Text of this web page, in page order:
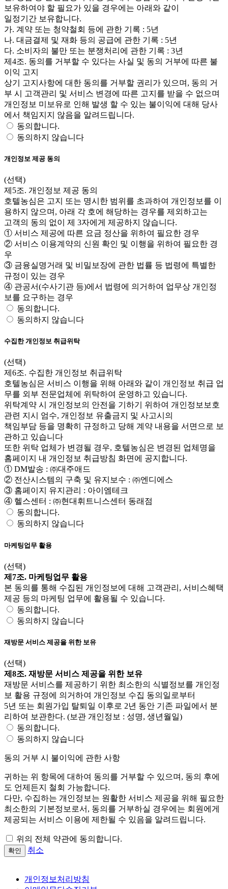
보유하여야 할 필요가 있을 경우에는 아래와 같이
일정기간 보유합니다.
가. 계약 또는 청약철회 등에 관한 기록 : 5년
나. 대금결제 및 재화 등의 공급에 관한 기록 : 5년
다. 소비자의 불만 또는 분쟁처리에 관한 기록 : 3년
제4조. 동의를 거부할 수 있다는 사실 및 동의 거부에 따른 불
이익 고지
상기 고지사항에 대한 동의를 거부할 권리가 있으며, 동의 거
부 시 고객관리 및 서비스 변경에 따른 고지를 받을 수 없으며
개인정보 미보유로 인해 발생 할 수 있는 불이익에 대해 당사
에서 책임지지 않음을 알려드립니다.
동의합니다.
동의하지 않습니다
개인정보 제공 동의
(선택)
제5조. 개인정보 제공 동의
호텔농심은 고지 또는 명시한 범위를 초과하여 개인정보를 이
용하지 않으며, 아래 각 호에 해당하는 경우를 제외하고는
고객의 동의 없이 제 3자에게 제공하지 않습니다.
① 서비스 제공에 따른 요금 정산을 위하여 필요한 경우
② 서비스 이용계약의 신원 확인 및 이행을 위하여 필요한 경
우
③ 금융실명거래 및 비밀보장에 관한 법률 등 법령에 특별한
규정이 있는 경우
④ 관공서(수사기관 등)에서 법령에 의거하여 업무상 개인정
보를 요구하는 경우
동의합니다.
동의하지 않습니다
수집한 개인정보 취급위탁
(선택)
제6조. 수집한 개인정보 취급위탁
호텔농심은 서비스 이행을 위해 아래와 같이 개인정보 취급 업
무를 외부 전문업체에 위탁하여 운영하고 있습니다.
위탁계약 시 개인정보의 안전을 기하기 위하여 개인정보보호
관련 지시 엄수, 개인정보 유출금지 및 사고시의
책임부담 등을 명확히 규정하고 당해 계약 내용을 서면으로 보
관하고 있습니다
또한 위탁 업체가 변경될 경우, 호텔농심은 변경된 업체명을
홈페이지 내 개인정보 취급방침 화면에 공지합니다.
① DM발송 : ㈜대주애드
② 전산시스템의 구축 및 유지보수 : ㈜엔디에스
③ 홈페이지 유지관리 : 아이엠테크
④ 헬스센터 : ㈜현대휘트니스센터 동래점
동의합니다.
동의하지 않습니다
마케팅업무 활용
(선택)
제7조. 마케팅업무 활용
본 동의를 통해 수집된 개인정보에 대해 고객관리, 서비스혜택
제공 등의 마케팅 업무에 활용될 수 있습니다.
동의합니다.
동의하지 않습니다
재방문 서비스 제공을 위한 보유
(선택)
제8조. 재방문 서비스 제공을 위한 보유
재방문 서비스를 제공하기 위한 최소한의 식별정보를 개인정
보 활용 규정에 의거하여 개인정보 수집 동의일로부터
5년 또는 회원가입 탈퇴일 이후로 2년 동안 기존 파일에서 분
리하여 보관한다. (보관 개인정보 : 성명, 생년월일)
동의합니다.
동의하지 않습니다
동의 거부 시 불이익에 관한 사항
귀하는 위 항목에 대하여 동의를 거부할 수 있으며, 동의 후에
도 언제든지 철회 가능합니다.
다만, 수집하는 개인정보는 원활한 서비스 제공을 위해 필요한
최소한의 기본정보로서, 동의를 거부하실 경우에는 회원에게
제공되는 서비스 이용에 제한될 수 있음을 알려드립니다.
위의 전체 약관에 동의합니다.
확인 취소
개인정보처리방침